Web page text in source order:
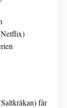
Netflix)
får